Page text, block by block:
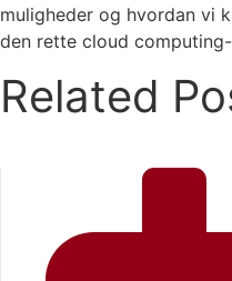
muligheder og hvordan vi
den rette cloud
Related